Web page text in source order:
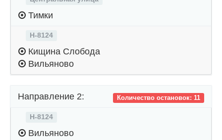
Тимки
Н-8124
Кищина Слобода
Вильяново
Количество остановок: 11
Направление 2:
Н-8124
Вильяново